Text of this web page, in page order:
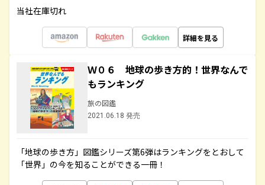
当社在庫切れ
詳細を見る
Ｗ０６ 地球の歩き方的！世界なんで
もランキング
旅の図鑑
2021.06.18 発売
「地球の歩き方」図鑑シリーズ第6弾はランキングをとおして
「世界」の今を知ることができる一冊！